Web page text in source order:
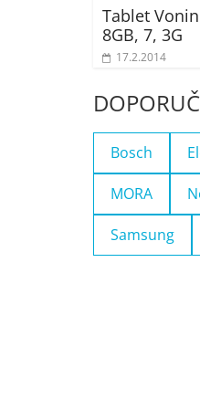
Tablet
8GB, 7, 3G
17.2.2014
Bosch
MORA
Samsung